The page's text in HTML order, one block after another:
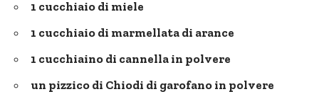
1 cucchiaio di miele
1 cucchiaio di marmellata di arance
1 cucchiaino di cannella in polvere
un pizzico di Chiodi di garofano in polvere